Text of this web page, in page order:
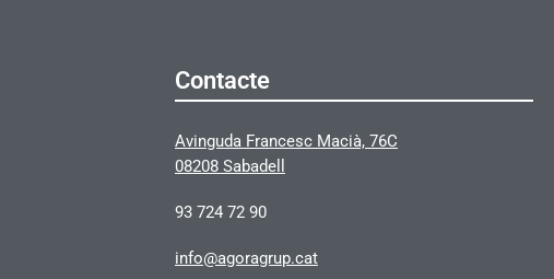
Contacte
Avinguda Francesc Macià, 76C
08208 Sabadell
93 724 72 90
info@agoragrup.cat